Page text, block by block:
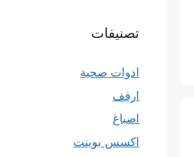
تصنيفات
ادوات صحية
ارفف
اصباغ
اكسس بوينت